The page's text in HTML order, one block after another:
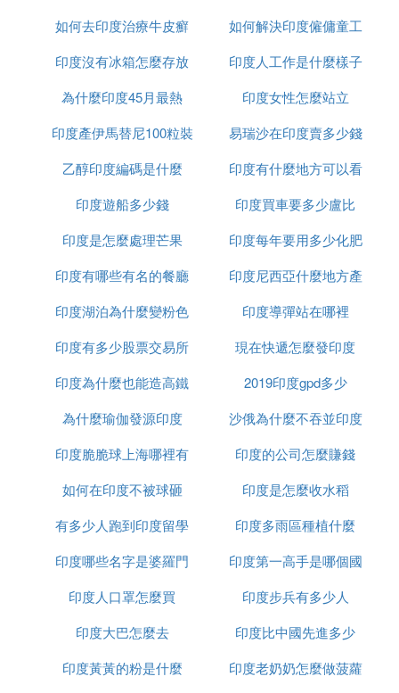
如何去印度治療牛皮癬
如何解決印度僱傭童工
的問題
印度沒有冰箱怎麼存放
食物
印度人工作是什麼樣子
為什麼印度45月最熱
印度女性怎麼站立
印度產伊馬替尼100粒裝
多少錢
易瑞沙在印度賣多少錢
一粒
乙醇印度編碼是什麼
印度有什麼地方可以看
到太陽
印度遊船多少錢
印度買車要多少盧比
印度是怎麼處理芒果
印度每年要用多少化肥
印度有哪些有名的餐廳
印度尼西亞什麼地方產
榴槤
印度湖泊為什麼變粉色
印度導彈站在哪裡
印度有多少股票交易所
現在快遞怎麼發印度
印度為什麼也能造高鐵
2019印度gpd多少
為什麼瑜伽發源印度
沙俄為什麼不吞並印度
印度脆脆球上海哪裡有
印度的公司怎麼賺錢
如何在印度不被球砸
印度是怎麼收水稻
有多少人跑到印度留學
印度多雨區種植什麼
印度哪些名字是婆羅門
種姓
印度第一高手是哪個國
家
印度人口罩怎麼買
印度步兵有多少人
印度大巴怎麼去
印度比中國先進多少
印度黃黃的粉是什麼
印度老奶奶怎麼做菠蘿